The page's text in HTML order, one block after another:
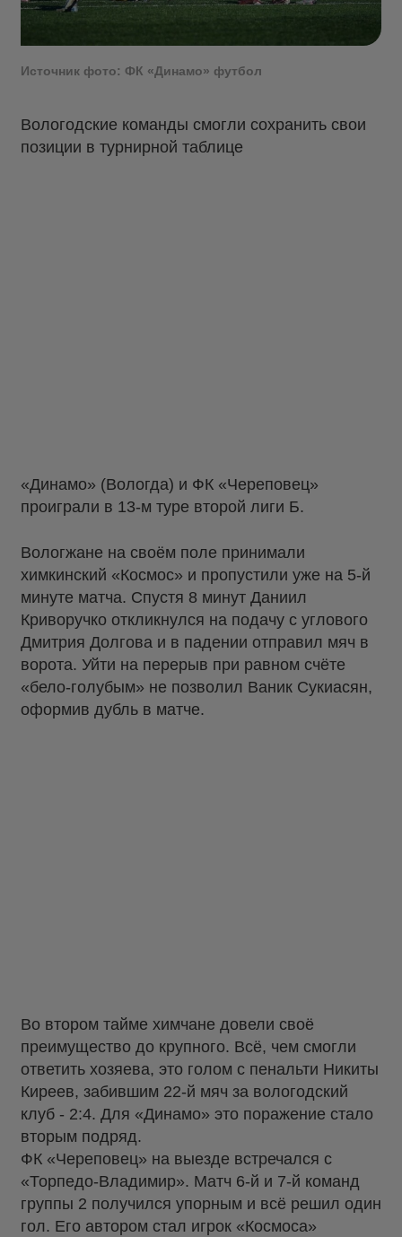
Источник фото: ФК «Динамо» футбол
Вологодские команды смогли сохранить свои
позиции в турнирной таблице
«Динамо» (Вологда) и ФК «Череповец»
проиграли в 13-м туре второй лиги Б.
Вологжане на своём поле принимали
химкинский «Космос» и пропустили уже на 5-й
минуте матча. Спустя 8 минут Даниил
Криворучко откликнулся на подачу с углового
Дмитрия Долгова и в падении отправил мяч в
ворота. Уйти на перерыв при равном счёте
«бело-голубым» не позволил Ваник Сукиасян,
оформив дубль в матче.
Во втором тайме химчане довели своё
преимущество до крупного. Всё, чем смогли
ответить хозяева, это голом с пенальти Никиты
Киреев, забившим 22-й мяч за вологодский
клуб - 2:4. Для «Динамо» это поражение стало
вторым подряд.
ФК «Череповец» на выезде встречался с
«Торпедо-Владимир». Матч 6-й и 7-й команд
группы 2 получился упорным и всё решил один
гол. Его автором стал игрок «Космоса»